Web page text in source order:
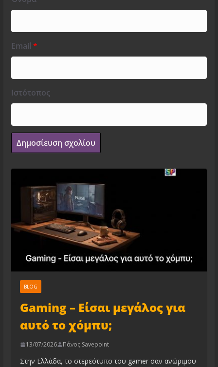
Email *
Ιστότοπος
BLOG
Gaming – Είσαι μεγάλος για
αυτό το χόμπυ;
13/07/2026 Πάνος Savepoint
Στην Ελλάδα, το στερεότυπο του gamer σαν ανώριμου